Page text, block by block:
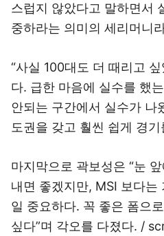
스럽지 않았다고 말하면서
중하라는 의미의 세리머니
“사실 100대도 더 때리고
다. 급한 마음에 실수를 했
안되는 구간에서 실수가 나
도권을 갖고 훨씬 쉽게 경
마지막으로 곽보성은 “눈
내면 좋겠지만, MSI 보다는
일 중요하다. 꼭 좋은 폼으
싶다”며 각오를 다졌다. /